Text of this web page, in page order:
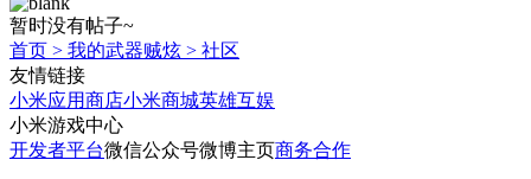
暂时没有帖子~
首页 > 我的武器贼炫 > 社区
友情链接
小米应用商店小米商城英雄互娱
小米游戏中心
开发者平台微信公众号微博主页商务合作